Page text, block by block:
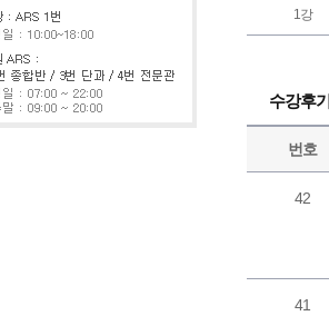
1강
수강후
번호
42
41